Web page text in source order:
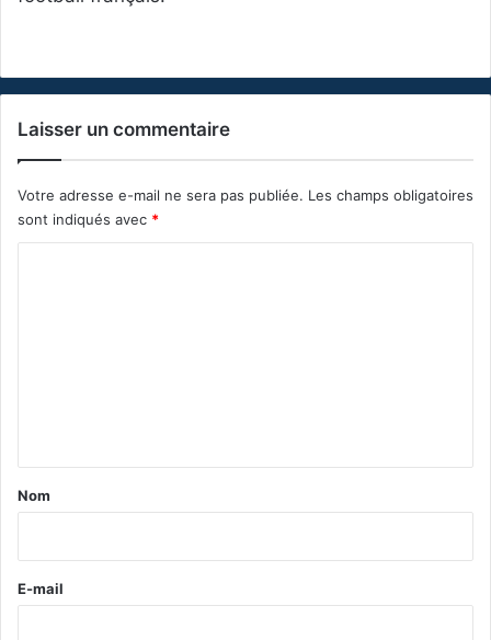
Laisser un commentaire
Votre adresse e-mail ne sera pas publiée. Les champs obligatoires
sont indiqués avec *
a
e
Nom
E-mail